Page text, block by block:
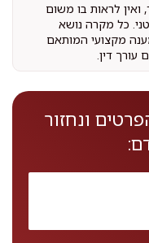
ואין לראות בו משום
כל מקרה נושא
מענה מקצועי המותאם
עורך דין.
ונחזור